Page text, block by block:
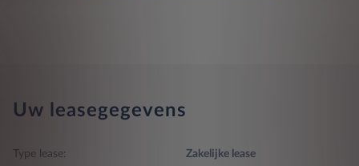
Uw leasegegevens
Type lease: Zakelijke lease